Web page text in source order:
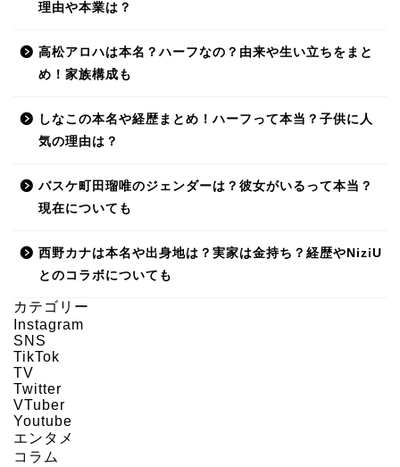
理由や本業は？
高松アロハは本名？ハーフなの？由来や生い立ちをまと
め！家族構成も
しなこの本名や経歴まとめ！ハーフって本当？子供に人
気の理由は？
バスケ町田瑠唯のジェンダーは？彼女がいるって本当？
現在についても
西野カナは本名や出身地は？実家は金持ち？経歴やNiziU
とのコラボについても
カテゴリー
Instagram
SNS
TikTok
TV
Twitter
VTuber
Youtube
エンタメ
コラム